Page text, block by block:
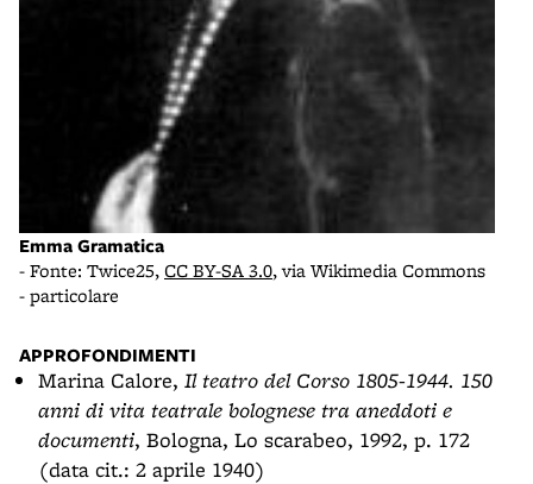
Emma Gramatica
- Fonte: Twice25,CC BY-SA 3.0, via Wikimedia Commons
- particolare
APPROFONDIMENTI
Marina Calore, Il teatro del Corso 1805-1944. 150
anni di vita teatrale bolognese tra aneddoti e
documenti, Bologna, Lo scarabeo, 1992, p. 172
(data cit.: 2 aprile 1940)